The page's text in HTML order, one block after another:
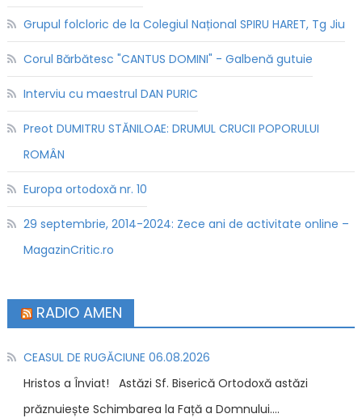
Grupul folcloric de la Colegiul Național SPIRU HARET, Tg Jiu
Corul Bărbătesc "CANTUS DOMINI" - Galbenă gutuie
Interviu cu maestrul DAN PURIC
Preot DUMITRU STĂNILOAE: DRUMUL CRUCII POPORULUI
ROMÂN
Europa ortodoxă nr. 10
29 septembrie, 2014-2024: Zece ani de activitate online –
MagazinCritic.ro
RADIO AMEN
CEASUL DE RUGĂCIUNE 06.08.2026
Hristos a Înviat! Astăzi Sf. Biserică Ortodoxă astăzi
prăznuiește Schimbarea la Față a Domnului....